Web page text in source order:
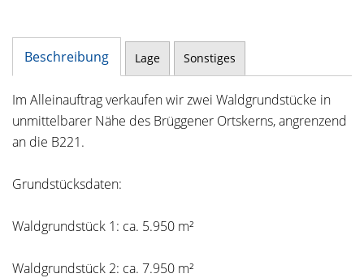
Beschreibung Lage Sonstiges
Im Alleinauftrag verkaufen wir zwei Waldgrundstücke in
unmittelbarer Nähe des Brüggener Ortskerns, angrenzend
an die B221.
Grundstücksdaten:
Waldgrundstück 1: ca. 5.950 m²
Waldgrundstück 2: ca. 7.950 m²